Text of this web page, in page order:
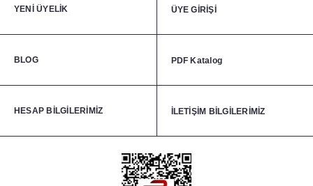
YENİ ÜYELİK ÜYE GİRİŞİ
BLOG PDF Katalog
HESAP BİLGİLERİMİZ İLETİŞİM BİLGİLERİMİZ